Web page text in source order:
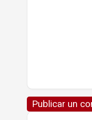
Publicar un